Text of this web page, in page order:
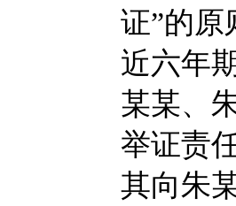
证”的原
近六年
某某、
举证责
其向朱